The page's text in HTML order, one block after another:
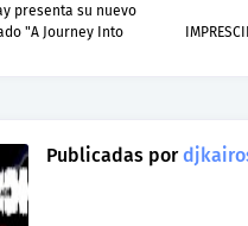
presenta su nuevo
"A Journey Into
Publicadas por